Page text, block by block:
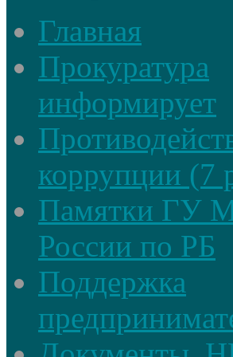
Главная
Прокуратура
информирует
коррупции (7
Памятки ГУ
России по РБ
Поддержка